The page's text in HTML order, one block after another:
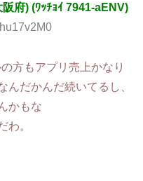
府) (ﾜｯﾁｮｲ 7941-aENV)
方もアプリ売上かなり
んだかんだ続いてるし、
かもな
わ。